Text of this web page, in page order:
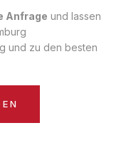
Anfrage und lassen
und zu den besten